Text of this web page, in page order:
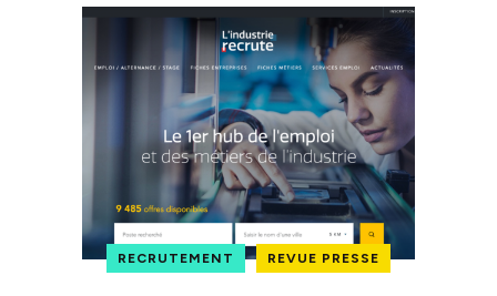
RECRUTEMENT REVUE PRESSE